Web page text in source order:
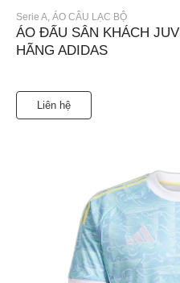
Serie A, ÁO CÂU LẠC BỘ
ÁO ĐẤU SÂN KHÁCH
HÃNG ADIDAS
Liên hệ